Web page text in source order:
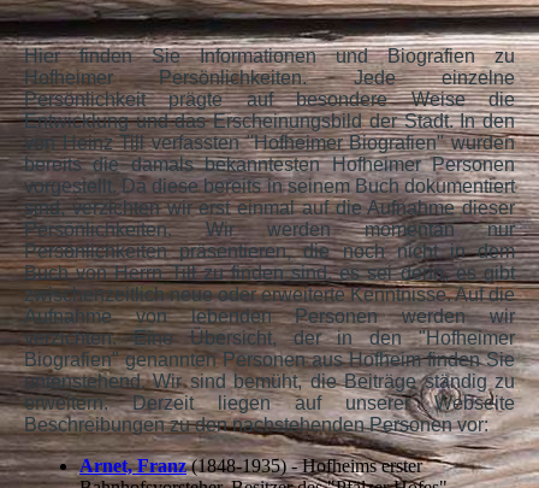
Hier finden Sie Informationen und Biografien zu
Hofheimer Persönlichkeiten. Jede einzelne
Persönlichkeit prägte auf besondere Weise die
Entwicklung und das Erscheinungsbild der Stadt. In den
von Heinz Till verfassten "Hofheimer Biografien" wurden
bereits die damals bekanntesten Hofheimer Personen
vorgestellt. Da diese bereits in seinem Buch dokumentiert
sind, verzichten wir erst einmal auf die Aufnahme dieser
Persönlichkeiten. Wir werden momentan nur
Persönlichkeiten präsentieren, die noch nicht in dem
Buch von Herrn Till zu finden sind, es sei denn, es gibt
zwischenzeitlich neue oder erweiterte Kenntnisse. Auf die
Aufnahme von lebenden Personen werden wir
verzichten. Eine Übersicht, der in den "Hofheimer
Biografien" genannten Personen aus Hofheim finden Sie
untenstehend. Wir sind bemüht, die Beiträge ständig zu
erweitern. Derzeit liegen auf unserer Webseite
Beschreibungen zu den nachstehenden Personen vor:
Arnet, Franz(1848-1935) - Hofheims erster